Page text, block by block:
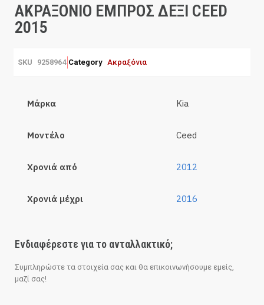
ΑΚΡΑΞΟΝΙΟ ΕΜΠΡΟΣ ΔΕΞΙ CEED
2015
SKU 9258964 Category Ακραξόνια
Μάρκα Kia
Μοντέλο Ceed
Χρονιά από 2012
Χρονιά μέχρι 2016
Ενδιαφέρεστε για το ανταλλακτικό;
Συμπληρώστε τα στοιχεία σας και θα επικοινωνήσουμε εμείς,
μαζί σας!